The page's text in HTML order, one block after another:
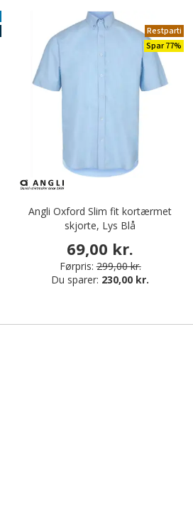
Restparti
Spar 77%
Angli Oxford Slim fit kortærmet
skjorte, Lys Blå
69,00 kr.
Førpris: 299,00 kr.
Du sparer: 230,00 kr.